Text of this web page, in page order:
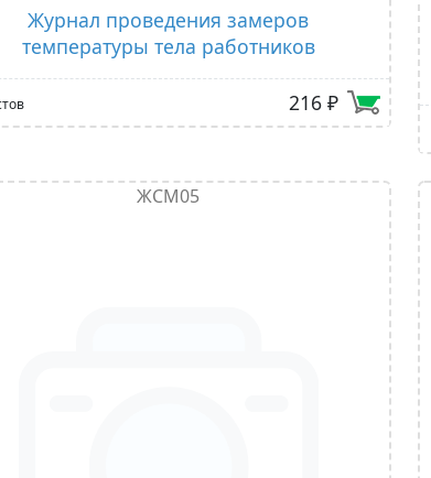
Журнал проведения замеров
температуры тела работников
216 ₽
ЖСМ05